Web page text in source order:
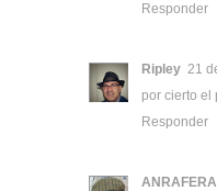
Responder
Ripley 21
por cierto el
Responder
ANRAFERA